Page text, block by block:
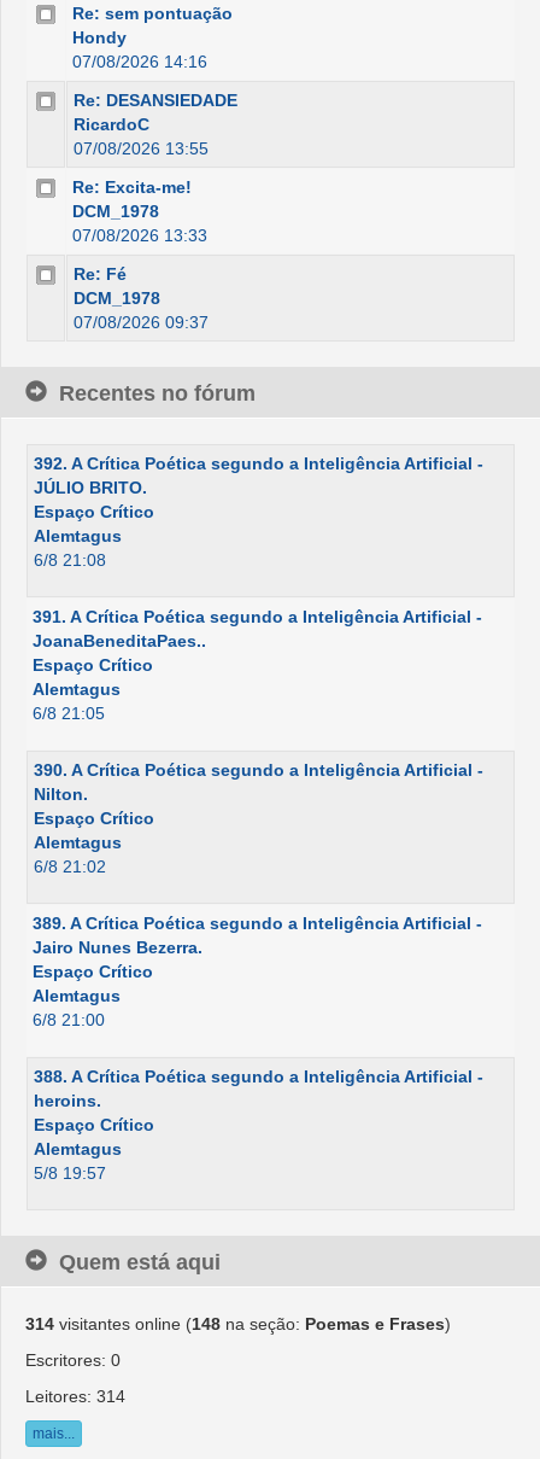
Re: sem pontuação
Hondy
07/08/2026 14:16
Re: DESANSIEDADE
RicardoC
07/08/2026 13:55
Re: Excita-me!
DCM_1978
07/08/2026 13:33
Re: Fé
DCM_1978
07/08/2026 09:37
Recentes no fórum
392. A Crítica Poética segundo a Inteligência Artificial -
JÚLIO BRITO.
Espaço Crítico
Alemtagus
6/8 21:08
391. A Crítica Poética segundo a Inteligência Artificial -
JoanaBeneditaPaes..
Espaço Crítico
Alemtagus
6/8 21:05
390. A Crítica Poética segundo a Inteligência Artificial -
Nilton.
Espaço Crítico
Alemtagus
6/8 21:02
389. A Crítica Poética segundo a Inteligência Artificial -
Jairo Nunes Bezerra.
Espaço Crítico
Alemtagus
6/8 21:00
388. A Crítica Poética segundo a Inteligência Artificial -
heroins.
Espaço Crítico
Alemtagus
5/8 19:57
Quem está aqui
314 visitantes online (148 na seção: Poemas e Frases)
Escritores: 0
Leitores: 314
mais...